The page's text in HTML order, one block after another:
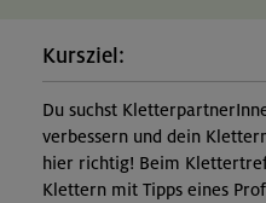
Kursziel:
Du suchst
verbessern und dein
hier richtig! Beim
Klettern mit Tipps eines